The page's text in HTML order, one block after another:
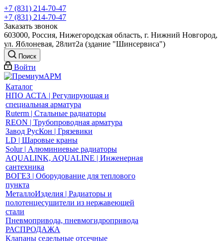
+7 (831) 214-70-47
+7 (831) 214-70-47
Заказать звонок
603000, Россия, Нижегородская область, г. Нижний Новгород,
ул. Яблоневая, 28лит2а (здание "Шинсервиса")
Поиск
Войти
Каталог
НПО АСТА | Регулирующая и
специальная арматура
Ruterm | Стальные радиаторы
REON | Трубопроводная арматура
Завод РусКон | Грязевики
LD | Шаровые краны
Solur | Алюминиевые радиаторы
AQUALINK, AQUALINE | Инженерная
сантехника
ВОГЕЗ | Оборудование для теплового
пункта
МеталлоИзделия | Радиаторы и
полотенцесушители из нержавеющей
стали
Пневмопривода, пневмогидропривода
РАСПРОДАЖА
Клапаны седельные отсечные